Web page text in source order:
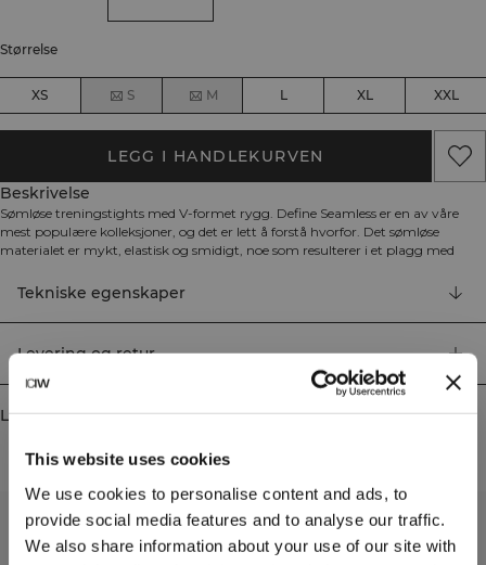
This website uses cookies
We use cookies to personalise content and ads, to
provide social media features and to analyse our traffic.
We also share information about your use of our site with
Størrelse
XS S M L XL XXL
LEGG I HANDLEKURVEN
Beskrivelse
Sømløse treningstights med V-formet rygg. Define Seamless er en av våre
mest populære kolleksjoner, og det er lett å forstå hvorfor. Det sømløse
materialet er mykt, elastisk og smidigt, noe som resulterer i et plagg med
trendy farger gjør Define Seamless til den foretrukne treningsklær-serien for
mange forskjellige typer trening. Define Seamless V-shape Tights har, som
andre matchende plagg i kolleksjonen, detaljer i stoffet som løfter designet,
med V-form for perfekt passform. 92% resirkulert nylon, 8% elastan.
Tekniske egenskaper
Levering og retur
Lignende produkter